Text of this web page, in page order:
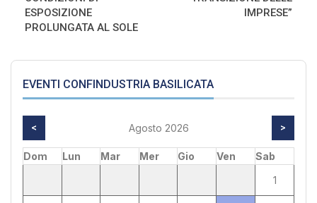
ESPOSIZIONE
PROLUNGATA AL SOLE
IMPRESE”
EVENTI CONFINDUSTRIA BASILICATA
< Agosto 2026 >
Dom Lun Mar Mer Gio Ven
Sab
1